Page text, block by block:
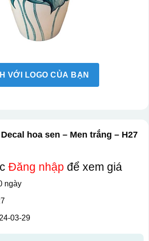
VỚI LOGO CỦA BẠN
hoa sen – Men trắng – H27
Đăng nhập để xem giá
ngày
03-29